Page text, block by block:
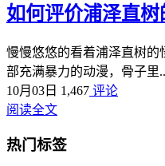
如何评价浦泽直
慢慢悠悠的看着浦泽直树的
部充满暴力的动漫，骨子里
10月03日 1,467 评论
阅读全文
热门标签